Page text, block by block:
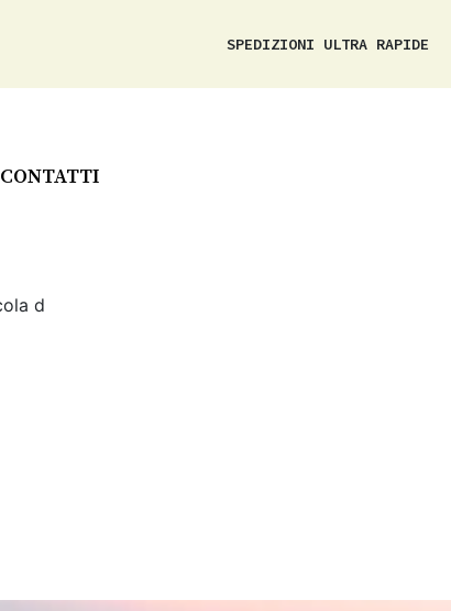
SPEDIZIONI ULTRA RAPIDE
CONTATTI